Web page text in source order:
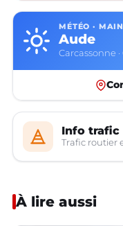
MÉTÉO ·
Aude
Carcassonne
Info trafic
Trafic routier
À lire aussi